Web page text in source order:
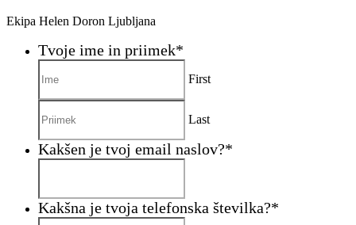
Ekipa Helen Doron Ljubljana
Tvoje ime in priimek*
First
Last
Kakšen je tvoj email naslov?*
Kakšna je tvoja telefonska številka?*